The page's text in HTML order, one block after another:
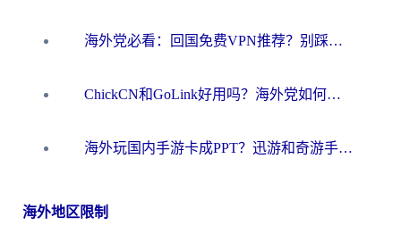
海外党必看：回国免费VPN推荐？别踩坑！教你选对加速器无缝刷国内资源
ChickCN和GoLink好用吗？海外党如何选对回国加速器
海外玩国内手游卡成PPT？迅游和奇游手游哪个好？一篇讲透回国加速器怎么选
海外地区限制